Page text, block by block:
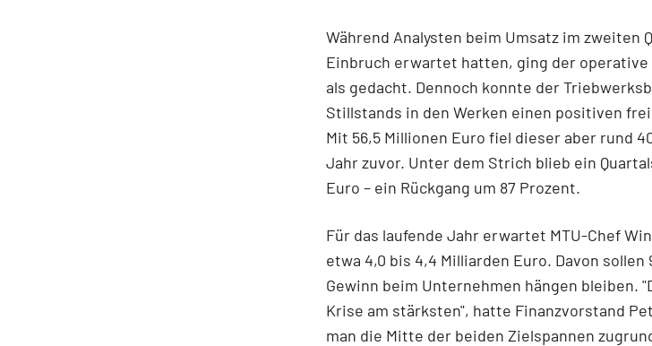
Während Analysten beim Umsatz im zweiten
Einbruch erwartet hatten, ging der
als gedacht. Dennoch konnte der
Stillstands in den Werken einen positiven
Mit 56,5 Millionen Euro fiel dieser aber rund
Jahr zuvor. Unter dem Strich blieb ein
Euro – ein Rückgang um 87 Prozent.
Für das laufende Jahr erwartet MTU-Chef
etwa 4,0 bis 4,4 Milliarden Euro. Davon
Gewinn beim Unternehmen hängen bleiben.
Krise am stärksten", hatte Finanzvorstand
man die Mitte der beiden Zielspannen